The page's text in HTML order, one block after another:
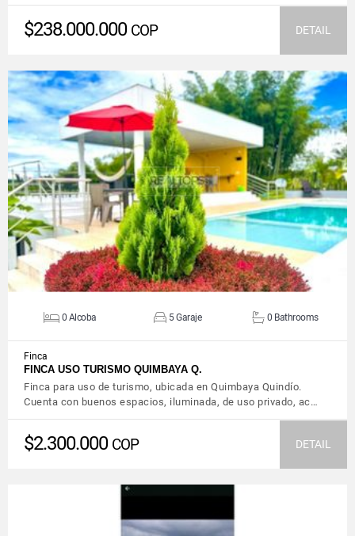
$238.000.000 COP DETAIL
VIEW DETAILS
0 Alcoba 5 Garaje 0 Bathrooms
Finca
FINCA USO TURISMO QUIMBAYA Q.
Finca para uso de turismo, ubicada en Quimbaya Quindío.
Cuenta con buenos espacios, iluminada, de uso privado, ac…
$2.300.000 COP DETAIL